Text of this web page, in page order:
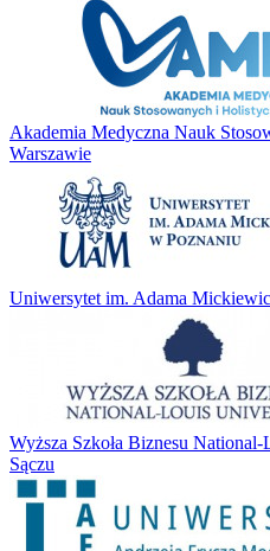
Akademia Medyczna Nauk
Warszawie
Uniwersytet im. Adama
Wyższa Szkoła Biznesu
Sączu